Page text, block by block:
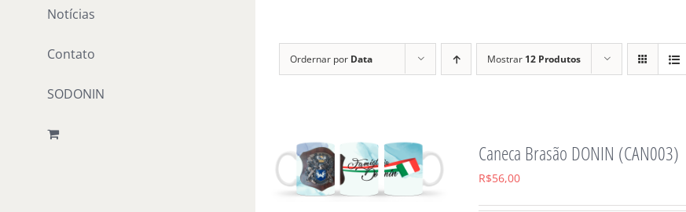
Notícias
Contato
SODONIN
Ordernar por Data Mostrar 12 Produtos
Caneca Brasão DONIN (CAN003)
R$56,00